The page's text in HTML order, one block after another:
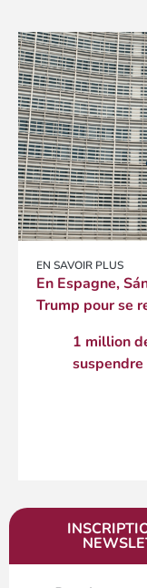
EN SAVOIR PLUS
En Espagne,
Trump pour se
1 million
suspendre